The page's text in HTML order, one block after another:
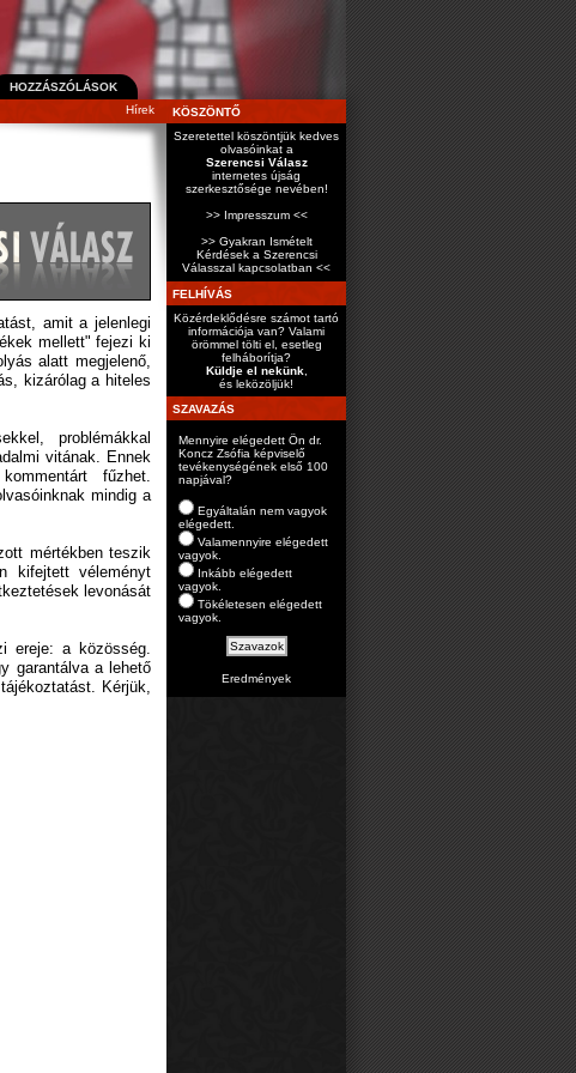
HOZZÁSZÓLÁSOK
KÖSZÖNTŐ
Szeretettel köszöntjük kedves
olvasóinkat a
Szerencsi Válasz
internetes újság
szerkesztősége nevében!
>> Impresszum <<
>> Gyakran Ismételt
Kérdések a Szerencsi
Válasszal kapcsolatban <<
FELHÍVÁS
Közérdeklődésre számot tartó
információja van? Valami
örömmel tölti el, esetleg
felháborítja?
Küldje el nekünk,
és leközöljük!
SZAVAZÁS
Mennyire elégedett Ön dr.
Koncz Zsófia képviselő
tevékenységének első 100
napjával?
Egyáltalán nem vagyok
elégedett.
Valamennyire elégedett
vagyok.
Inkább elégedett
vagyok.
Tökéletesen elégedett
vagyok.
Eredmények
Hírek
amit a jelenlegi
mellett" fejezi ki
alatt megjelenő,
kizárólag a hiteles
problémákkal
vitának. Ennek
fűzhet.
mindig a
mértékben teszik
kifejtett véleményt
levonását
ereje: a közösség.
garantálva a lehető
Kérjük,